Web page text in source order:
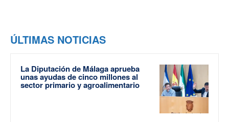
ÚLTIMAS NOTICIAS
La Diputación de Málaga aprueba
unas ayudas de cinco millones al
sector primario y agroalimentario